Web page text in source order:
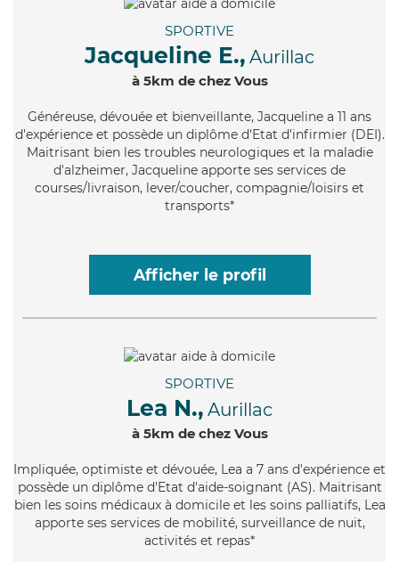
SPORTIVE
Jacqueline E., Aurillac
à 5km de chez Vous
Généreuse, dévouée et bienveillante, Jacqueline a 11 ans
d'expérience et possède un diplôme d'Etat d'infirmier (DEI).
Maitrisant bien les troubles neurologiques et la maladie
d'alzheimer, Jacqueline apporte ses services de
courses/livraison, lever/coucher, compagnie/loisirs et
transports*
Afficher le profil
SPORTIVE
Lea N., Aurillac
à 5km de chez Vous
Impliquée, optimiste et dévouée, Lea a 7 ans d'expérience et
possède un diplôme d'Etat d'aide-soignant (AS). Maitrisant
bien les soins médicaux à domicile et les soins palliatifs, Lea
apporte ses services de mobilité, surveillance de nuit,
activités et repas*